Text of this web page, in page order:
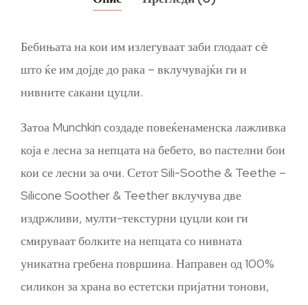
Бебињата на кои им излегуваат заби глодаат сè
што ќе им дојде до рака – вклучувајќи ги и
нивните сакани цуцли.
Затоа Munchkin создаде повеќенаменска лажливка
која е лесна за непцата на бебето, во пастелни бои
кои се лесни за очи. Сетот Sili-Soothe & Teethe –
Silicone Soother & Teether вклучува две
издржливи, мулти-текстурни цуцли кои ги
смируваат болките на непцата со нивната
уникатна гребена површина. Направен од 100%
силикон за храна во естетски пријатни тонови,